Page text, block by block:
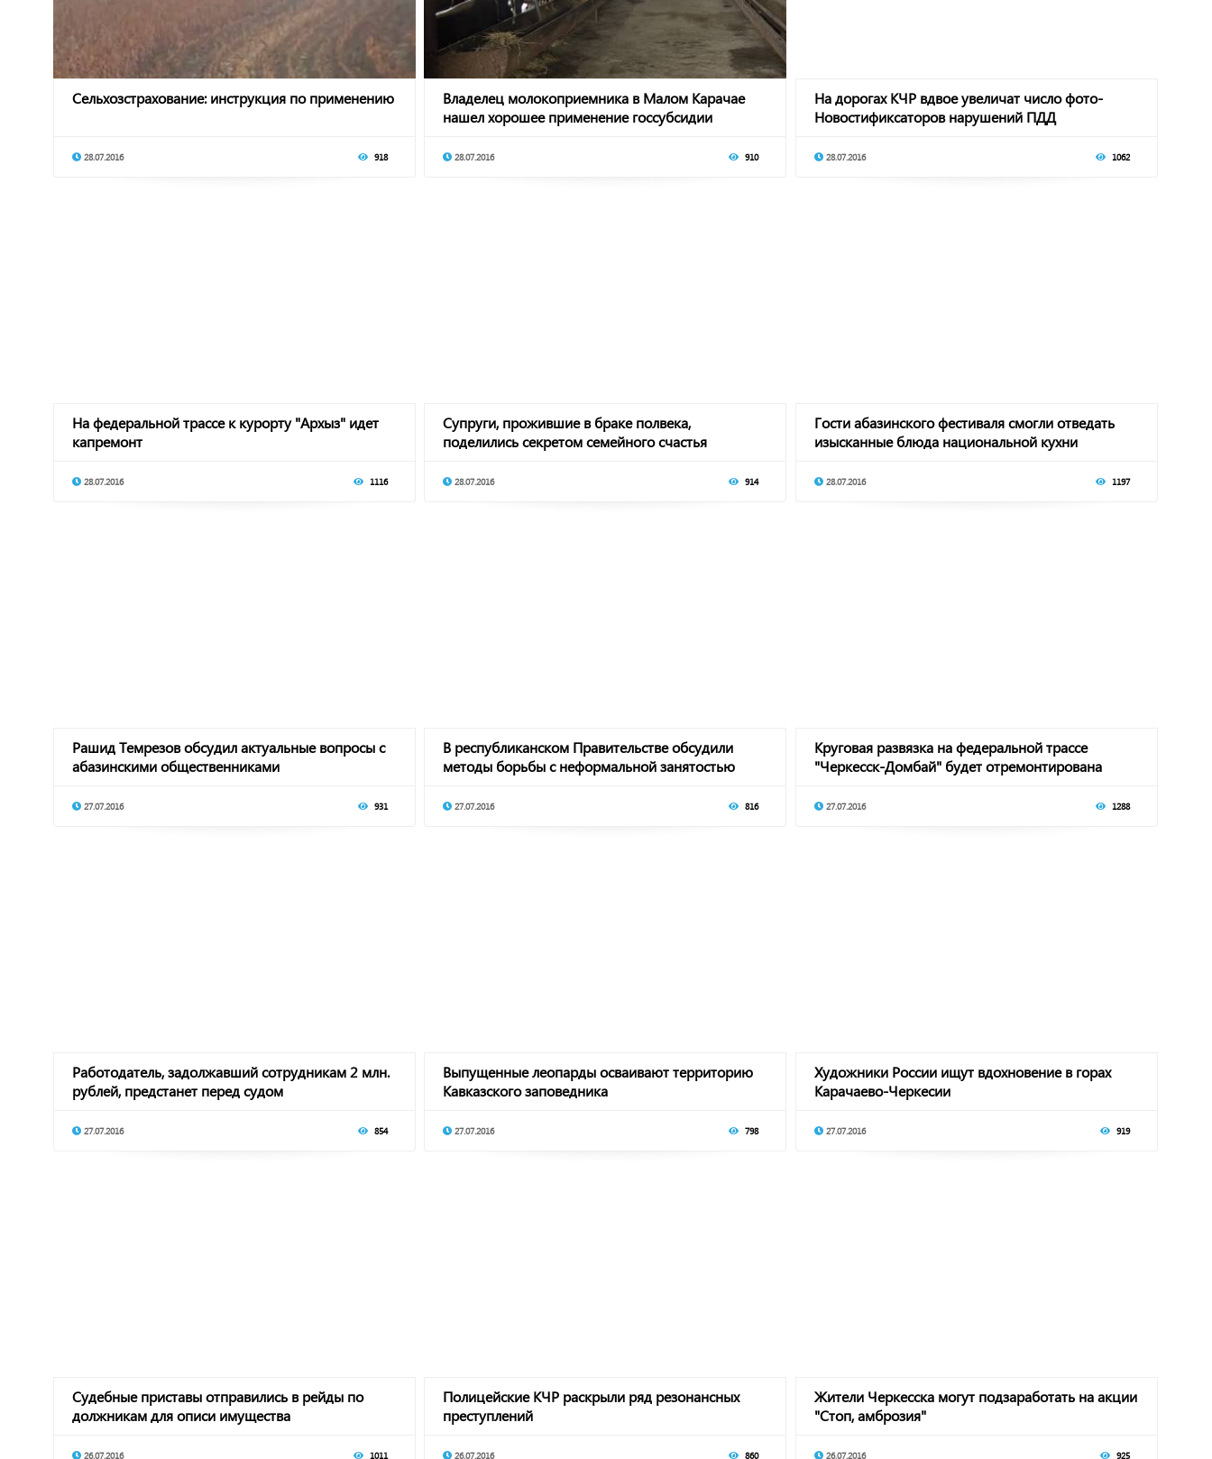
Сельхозстрахование: инструкция по применению
28.07.2016 918
Владелец молокоприемника в Малом Карачае
нашел хорошее применение госсубсидии
28.07.2016 910
На дорогах КЧР вдвое увеличат число фото-
Новостификсаторов нарушений ПДД
28.07.2016 1062
На федеральной трассе к курорту "Архыз" идет
капремонт
28.07.2016 1116
Супруги, прожившие в браке полвека,
поделились секретом семейного счастья
28.07.2016 914
Гости абазинского фестиваля смогли отведать
изысканные блюда национальной кухни
28.07.2016 1197
Рашид Темрезов обсудил актуальные вопросы с
абазинскими общественниками
27.07.2016 931
В республиканском Правительстве обсудили
методы борьбы с неформальной занятостью
27.07.2016 816
Круговая развязка на федеральной трассе
"Черкесск-Домбай" будет отремонтирована
27.07.2016 1288
Работодатель, задолжавший сотрудникам 2 млн.
рублей, предстанет перед судом
27.07.2016 854
Выпущенные леопарды осваивают территорию
Кавказского заповедника
27.07.2016 798
Художники России ищут вдохновение в горах
Карачаево-Черкесии
27.07.2016 919
Судебные приставы отправились в рейды по
должникам для описи имущества
26.07.2016 1011
Полицейские КЧР раскрыли ряд резонансных
преступлений
26.07.2016 860
Жители Черкесска могут подзаработать на акции
"Стоп, амброзия"
26.07.2016 925